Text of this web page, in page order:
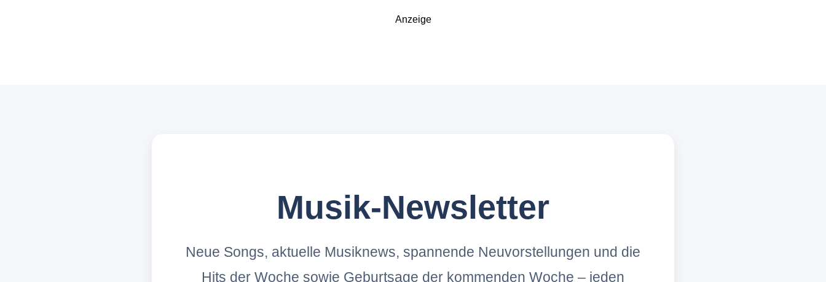
Anzeige
Musik-Newsletter
Neue Songs, aktuelle Musiknews, spannende Neuvorstellungen und die
Hits der Woche sowie Geburtsage der kommenden Woche – jeden